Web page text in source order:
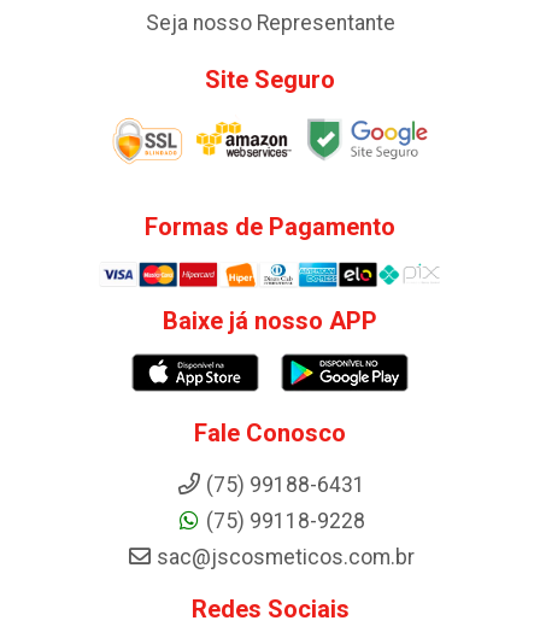
Seja nosso Representante
Site Seguro
Formas de Pagamento
Baixe já nosso APP
Fale Conosco
(75) 99188-6431
(75) 99118-9228
sac@jscosmeticos.com.br
Redes Sociais